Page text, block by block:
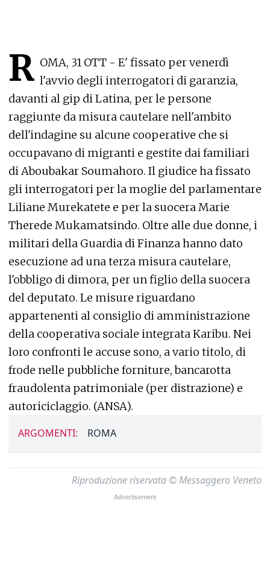
R OMA, 31 OTT - E' fissato per venerdì
l'avvio degli interrogatori di garanzia,
davanti al gip di Latina, per le persone
raggiunte da misura cautelare nell'ambito
dell'indagine su alcune cooperative che si
occupavano di migranti e gestite dai familiari
di Aboubakar Soumahoro. Il giudice ha fissato
gli interrogatori per la moglie del parlamentare
Liliane Murekatete e per la suocera Marie
Therede Mukamatsindo. Oltre alle due donne, i
militari della Guardia di Finanza hanno dato
esecuzione ad una terza misura cautelare,
l'obbligo di dimora, per un figlio della suocera
del deputato. Le misure riguardano
appartenenti al consiglio di amministrazione
della cooperativa sociale integrata Karibu. Nei
loro confronti le accuse sono, a vario titolo, di
frode nelle pubbliche forniture, bancarotta
fraudolenta patrimoniale (per distrazione) e
autoriciclaggio. (ANSA).
ARGOMENTI: ROMA
Riproduzione riservata © Messaggero Veneto